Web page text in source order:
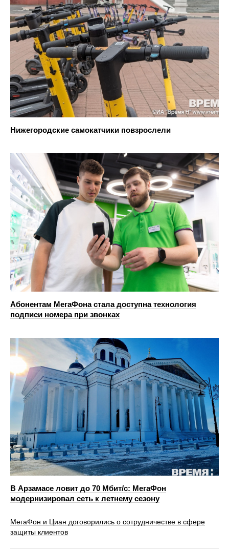
Нижегородские самокатчики повзрослели
Абонентам МегаФона стала доступна технология
подписи номера при звонках
В Арзамасе ловит до 70 Мбит/с: МегаФон
модернизировал сеть к летнему сезону
МегаФон и Циан договорились о сотрудничестве в сфере
защиты клиентов